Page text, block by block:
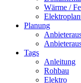
Wärme /
Planung
Tags
Anleitung
Rohbau
Elektro